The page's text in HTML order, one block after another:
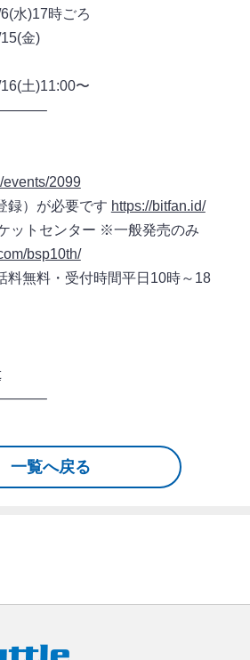
水)17時ごろ
金)
土)11:00〜
events/2099
録）が必要です https://bitfan.id/
ットセンター ※一般発売のみ
bsp10th/
料無料・受付時間平日10時～18
一覧へ戻る